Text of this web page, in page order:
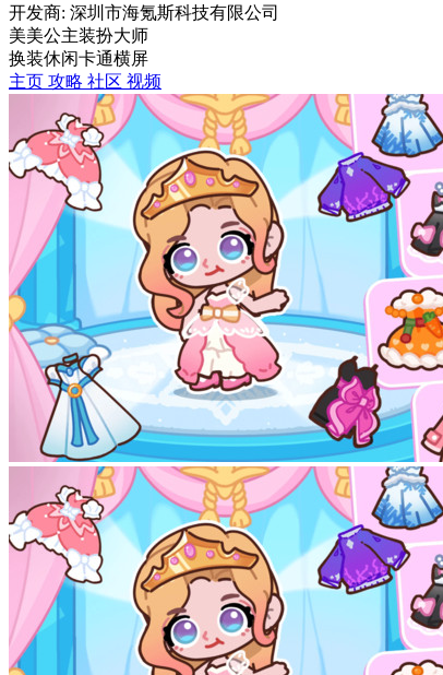
开发商: 深圳市海氪斯科技有限公司
美美公主装扮大师
换装休闲卡通横屏
主页 攻略 社区 视频